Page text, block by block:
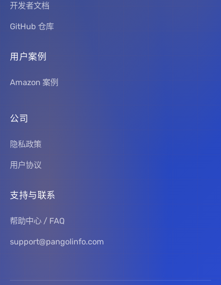
开发者文档
GitHub 仓库
用户案例
Amazon 案例
公司
隐私政策
用户协议
支持与联系
帮助中心 / FAQ
support@pangolinfo.com